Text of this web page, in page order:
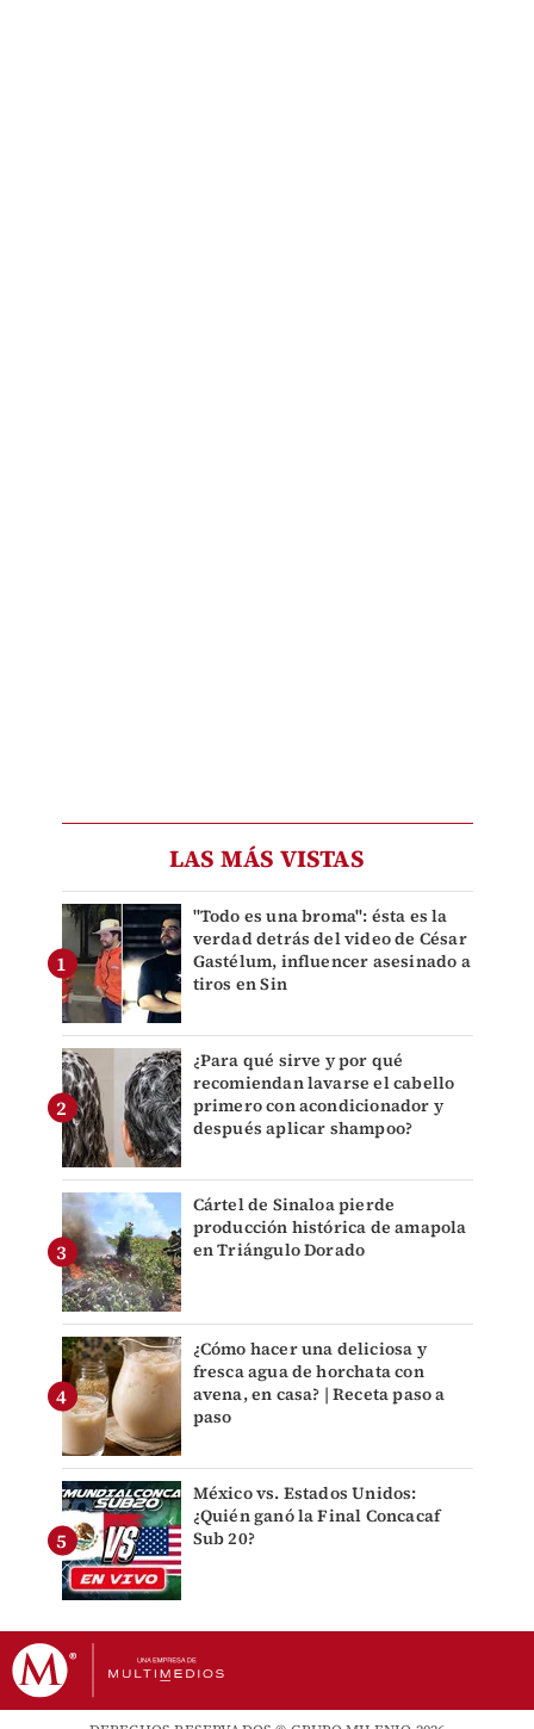
LAS MÁS VISTAS
"Todo es una broma": ésta es la
verdad detrás del video de César
Gastélum, influencer asesinado a
tiros en Sin
¿Para qué sirve y por qué
recomiendan lavarse el cabello
primero con acondicionador y
después aplicar shampoo?
Cártel de Sinaloa pierde
producción histórica de amapola
en Triángulo Dorado
¿Cómo hacer una deliciosa y
fresca agua de horchata con
avena, en casa? | Receta paso a
paso
México vs. Estados Unidos:
¿Quién ganó la Final Concacaf
Sub 20?